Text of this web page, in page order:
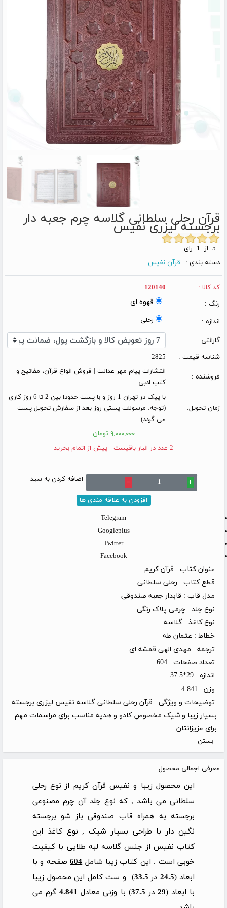
قرآن رحلی سلطانی گلاسه چرم جعبه دار
برجسته لیزری نفیس
دسته بندی :
قرآن نفیس
کد کالا :
120140
رنگ :
قهوه ای
اندازه : رحلی
گارانتی :
شناسه قیمت :
2825
فروشنده :
انتشارات پیام مهر عدالت | فروش انواع قرآن، مفاتیح و
کتب ادبی
زمان تحویل:
با پیک در تهران 1 روز و با پست حدودا بین 2 تا 6 روز کاری
(توجه: مرسولات پستی روز بعد از سفارش تحویل پست
می گردد)
۹,۰۰۰,۰۰۰ تومان
2 عدد در انبار باقیست - پیش از اتمام بخرید
add
remove اضافه کردن به سبد
افزودن به علاقه مندی ها
Telegram
Googleplus
Twitter
Facebook
عنوان کتاب : قرآن کریم
قطع کتاب : رحلی سلطانی
مدل قاب : قابدار جعبه صندوقی
نوع جلد : چرمی پلاک رنگی
نوع کاغذ : گلاسه
خطاط : عثمان طه
ترجمه : مهدی الهی قمشه ای
تعداد صفحات : 604
اندازه : 29*37.5
وزن : 4.841
توضیحات و ویژگی : قرآن رحلی سلطانی گلاسه نفیس لیزری برجسته
بسیار زیبا و شیک مخصوص کادو و هدیه مناسب برای مراسمات مهم
برای عزیزانتان
بستن
معرفی اجمالی محصول
این محصول زیبا و نفیس قرآن کریم از نوع رحلی
سلطانی می باشد , که نوع جلد آن چرم مصنوعی
برجسته به همراه قاب صندوقی باز شو برجسته
نگین دار با طراحی بسیار شیک , نوع کاغذ این
کتاب نفیس از جنس گلاسه لبه طلایی با کیفیت
خوبی است . این کتاب زیبا شامل604صفحه و با
ابعاد (24.5در33.5) و ست کامل این محصول زیبا
با ابعاد (29در37.5) با وزنی معادل4.841گرم می